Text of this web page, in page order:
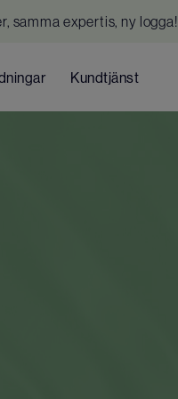
samma expertis, ny logga!
Kundtjänst